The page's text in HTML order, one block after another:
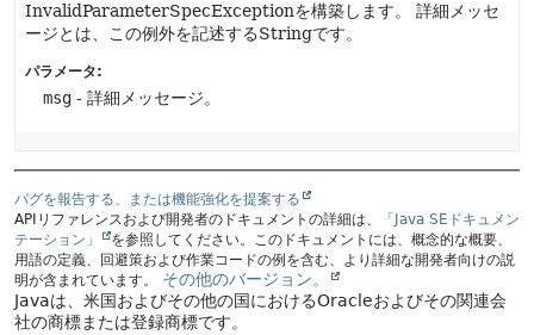
InvalidParameterSpecExceptionを構築します。
詳細メッセ
ージとは、この例外を記述するStringです。
パラメータ:
msg - 詳細メッセージ。
バグを報告する、または機能強化を提案する
APIリファレンスおよび開発者のドキュメントの詳細は、
「Java SEドキュメン
テーション」
を参照してください。このドキュメントには、概念的な概要、
用語の定義、回避策および作業コードの例を含む、より詳細な開発者向けの説
明が含まれています。
その他のバージョン。
Javaは、米国およびその他の国におけるOracleおよびその関連会
社の商標または登録商標です。